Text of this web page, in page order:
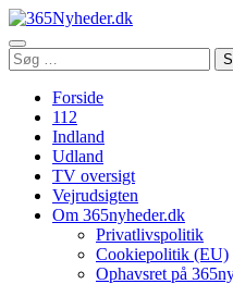
Åbn
menu
Søg
efter:
Forside
112
Indland
Udland
TV oversigt
Vejrudsigten
Om 365nyheder.dk
Privatlivspolitik
Cookiepolitik (EU)
Ophavsret på